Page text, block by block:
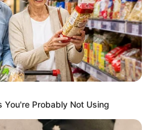
You're Probably Not Using